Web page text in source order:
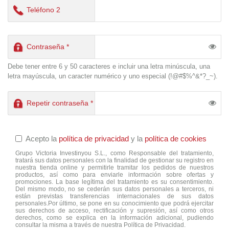
Teléfono 2
Contraseña *
Debe tener entre 6 y 50 caracteres e incluir una letra minúscula, una
letra mayúscula, un caracter numérico y uno especial (!@#$%^&*?_~).
Repetir contraseña *
Acepto la política de privacidad y la política de cookies
Grupo Victoria Investinyou S.L., como Responsable del tratamiento,
tratará sus datos personales con la finalidad de gestionar su registro en
nuestra tienda online y permitirle tramitar los pedidos de nuestros
productos, así como para enviarle información sobre ofertas y
promociones. La base legítima del tratamiento es su consentimiento.
Del mismo modo, no se cederán sus datos personales a terceros, ni
están previstas transferencias internacionales de sus datos
personales.Por último, se pone en su conocimiento que podrá ejercitar
sus derechos de acceso, rectificación y supresión, así como otros
derechos, como se explica en la información adicional, pudiendo
consultar la misma a través de nuestra Política de Privacidad.